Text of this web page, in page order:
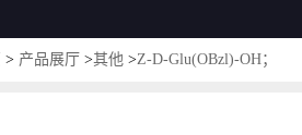
> 产品展厅 >其他 >Z-D-Glu(OBzl)-OH；